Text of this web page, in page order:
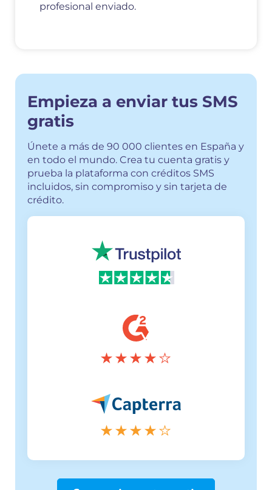
profesional enviado.
Empieza a enviar tus SMS
gratis
Únete a más de 90 000 clientes en España y
en todo el mundo. Crea tu cuenta gratis y
prueba la plataforma con créditos SMS
incluidos, sin compromiso y sin tarjeta de
crédito.